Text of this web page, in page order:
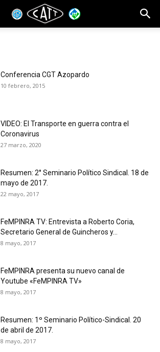
Conferencia CGT Azopardo
10 febrero, 2015
VIDEO: El Transporte en guerra contra el
Coronavirus
27 marzo, 2020
Resumen: 2° Seminario Político Sindical. 18 de
mayo de 2017.
22 mayo, 2017
FeMPINRA TV: Entrevista a Roberto Coria,
Secretario General de Guincheros y...
8 mayo, 2017
FeMPINRA presenta su nuevo canal de
Youtube «FeMPINRA TV»
8 mayo, 2017
Resumen: 1º Seminario Político-Sindical. 20
de abril de 2017.
8 mayo, 2017